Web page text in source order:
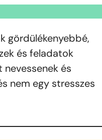
gördülékenyebbé,
és feladatok
és
nem egy stresszes